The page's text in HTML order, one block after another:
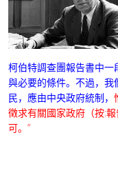
柯伯特調查團報告書中一
與必要的條件。不過，
民，應由中央政府統制，
徵求有關國家政府（按:
可。”